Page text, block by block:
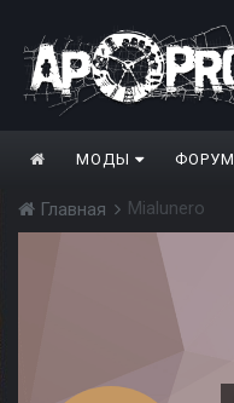
МОДЫ ФОРУМ
Главная Mialunero